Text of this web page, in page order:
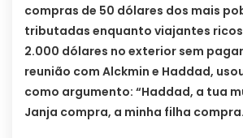
compras de 50 dólares dos mais
tributadas enquanto viajantes
2.000 dólares no exterior sem
reunião com Alckmin e Haddad,
como argumento: “Haddad, a tua
Janja compra, a minha filha